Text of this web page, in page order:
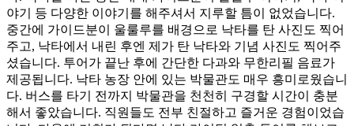
야기 등 다양한 이야기를 해주셔서 지루할 틈이 없었습니다.
중간에 가이드분이 울룰루를 배경으로 낙타를 탄 사진도 찍어
주고, 낙타에서 내린 후엔 제가 탄 낙타와 기념 사진도 찍어주
셨습니다. 투어가 끝난 후에 간단한 다과와 무한리필 음료가
제공됩니다. 낙타 농장 안에 있는 박물관도 매우 흥미로웠습니
다. 버스를 타기 전까지 박물관을 천천히 구경할 시간이 충분
해서 좋았습니다. 직원들도 전부 친절하고 즐거운 경험이었습